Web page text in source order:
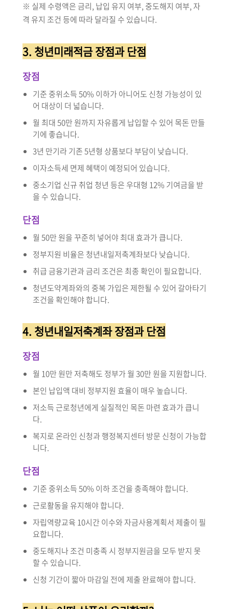
※ 실제 수령액은 금리, 납입 유지 여부, 중도해지 여부, 자
격 유지 조건 등에 따라 달라질 수 있습니다.
3. 청년미래적금 장점과 단점
장점
기준 중위소득 50% 이하가 아니어도 신청 가능성이 있
어 대상이 더 넓습니다.
월 최대 50만 원까지 자유롭게 납입할 수 있어 목돈 만들
기에 좋습니다.
3년 만기라 기존 5년형 상품보다 부담이 낮습니다.
이자소득세 면제 혜택이 예정되어 있습니다.
중소기업 신규 취업 청년 등은 우대형 12% 기여금을 받
을 수 있습니다.
단점
월 50만 원을 꾸준히 넣어야 최대 효과가 큽니다.
정부지원 비율은 청년내일저축계좌보다 낮습니다.
취급 금융기관과 금리 조건은 최종 확인이 필요합니다.
청년도약계좌와의 중복 가입은 제한될 수 있어 갈아타기
조건을 확인해야 합니다.
4. 청년내일저축계좌 장점과 단점
장점
월 10만 원만 저축해도 정부가 월 30만 원을 지원합니다.
본인 납입액 대비 정부지원 효율이 매우 높습니다.
저소득 근로청년에게 실질적인 목돈 마련 효과가 큽니
다.
복지로 온라인 신청과 행정복지센터 방문 신청이 가능합
니다.
단점
기준 중위소득 50% 이하 조건을 충족해야 합니다.
근로활동을 유지해야 합니다.
자립역량교육 10시간 이수와 자금사용계획서 제출이 필
요합니다.
중도해지나 조건 미충족 시 정부지원금을 모두 받지 못
할 수 있습니다.
신청 기간이 짧아 마감일 전에 제출 완료해야 합니다.